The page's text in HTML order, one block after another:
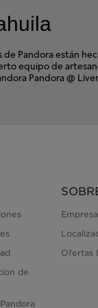
Pandora están
equipo de
Pandora @
de
Ofertas